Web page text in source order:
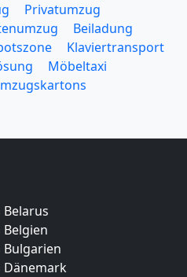
Privatumzug
Beiladung
Klaviertransport
Möbeltaxi
Bulgarien
Dänemark